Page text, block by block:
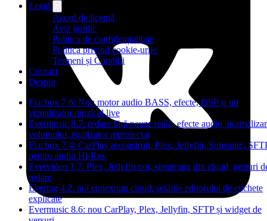
Legal
Acord de licență
Aviz juridic
Politica de confidențialitate
Politica privind cookie-urile
Termeni și Condiții
Contact
Despre
Flacbox 7.6: Nou motor audio BASS, efecte, DSP și un
vizualizator muzical live
Evermusic 8.7: redare fără pauze reală, efecte audio,
volumului, egalizator reproiectat
Flacbox 7.4: CarPlay reconstruit, Plex, Jellyfin, Subsonic,
pentru audio Hi-Res
Evervideo 1.7: Plex, Jellyfin noi, streaming din cloud, gesturi
redare
Evertag 4.2: noi conexiuni cloud, setările editorului de etichete
explicate
Evermusic 8.6: nou CarPlay, Plex, Jellyfin, SFTP și widget de